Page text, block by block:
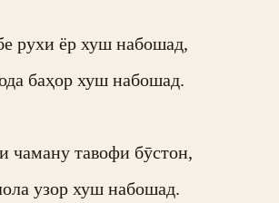
рухи ёр хуш набошад,
баҳор хуш набошад.
чаману тавофи бӯстон,
узор хуш набошад.